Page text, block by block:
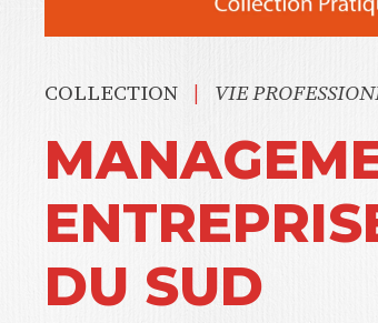
COLLECTION | VIE
DU SUD